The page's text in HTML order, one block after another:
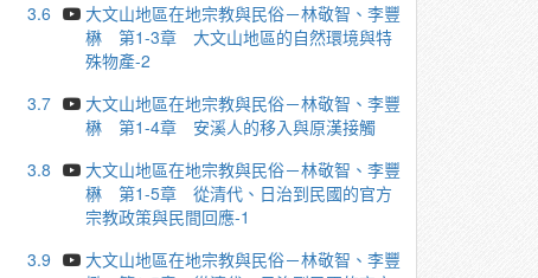
3.6
大文山地區在地宗教與民俗－林敬智、李豐
楙 第1-3章 大文山地區的自然環境與特
殊物產-2
3.7
大文山地區在地宗教與民俗－林敬智、李豐
楙 第1-4章 安溪人的移入與原漢接觸
3.8
大文山地區在地宗教與民俗－林敬智、李豐
楙 第1-5章 從清代、日治到民國的官方
宗教政策與民間回應-1
3.9
大文山地區在地宗教與民俗－林敬智、李豐